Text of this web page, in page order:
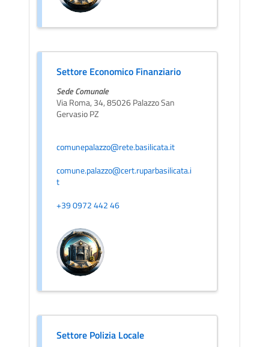
Settore Economico Finanziario
Sede Comunale
Via Roma, 34, 85026 Palazzo San
Gervasio PZ
comunepalazzo@rete.basilicata.it
comune.palazzo@cert.ruparbasilicata.i
t
+39 0972 442 46
Settore Polizia Locale